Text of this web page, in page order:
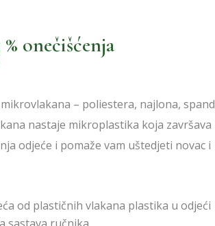
onečišćenja
– poliestera, najlona,
nastaje mikroplastika koja završava
odjeće i pomaže vam uštedjeti novac i